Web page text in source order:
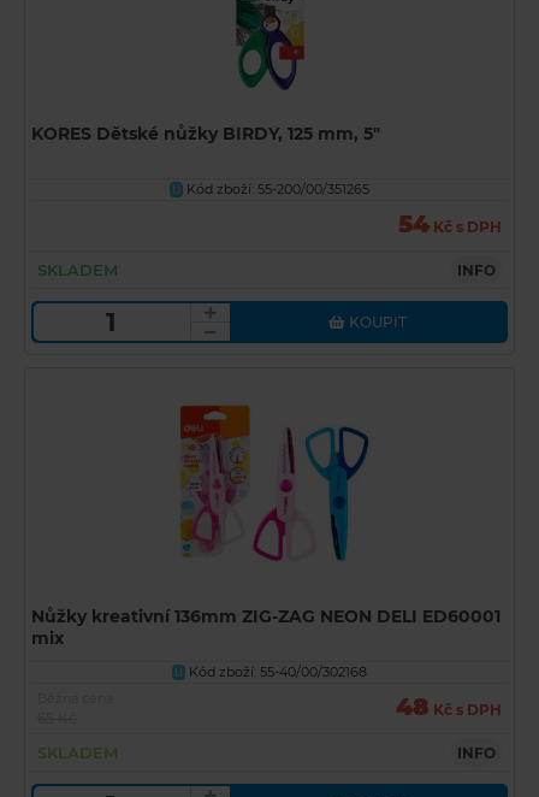
KORES Dětské nůžky BIRDY, 125 mm, 5"
U Kód zboží: 55-200/00/351265
54 Kč s DPH
SKLADEM INFO
KOUPIT
Nůžky kreativní 136mm ZIG-ZAG NEON DELI ED60001
mix
U
Kód zboží: 55-40/00/302168
48 Kč s DPH
SKLADEM INFO